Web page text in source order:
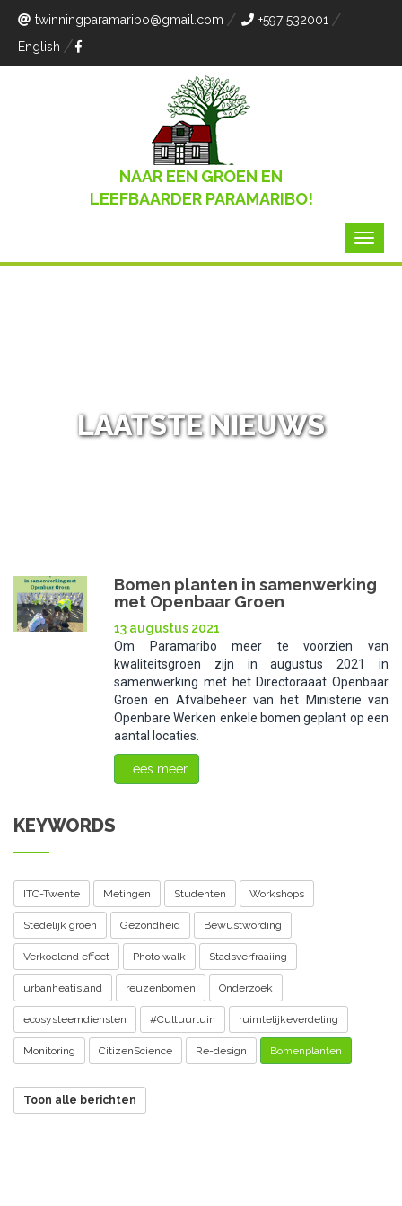
twinningparamaribo@gmail.com
+597 532001
English
NAAR EEN GROEN EN
LEEFBAARDER PARAMARIBO!
LAATSTE NIEUWS
Bomen planten in samenwerking
met Openbaar Groen
13 augustus 2021
Om Paramaribo meer te voorzien van
kwaliteitsgroen zijn in augustus 2021 in
samenwerking met het Directoraaat Openbaar
Groen en Afvalbeheer van het Ministerie van
Openbare Werken enkele bomen geplant op een
aantal locaties.
Lees meer
KEYWORDS
ITC-Twente Metingen Studenten Workshops
Stedelijk groen Gezondheid Bewustwording
Verkoelend effect Photo walk Stadsverfraaiing
urbanheatisland reuzenbomen Onderzoek
ecosysteemdiensten #Cultuurtuin ruimtelijkeverdeling
Monitoring CitizenScience Re-design Bomenplanten
Toon alle berichten